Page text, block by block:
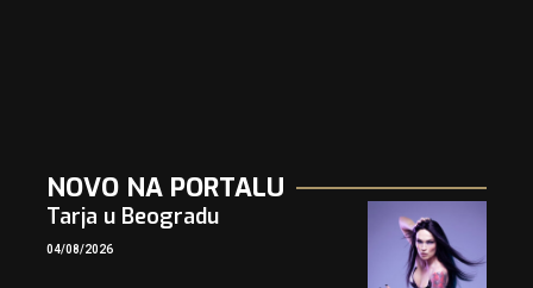
NOVO NA PORTALU
Tarja u Beogradu
04/08/2026